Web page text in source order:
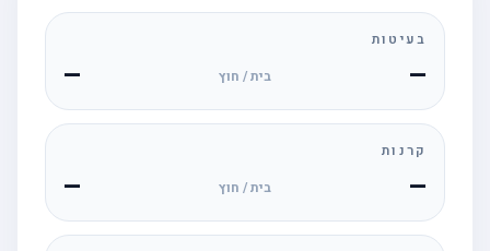
בעיטות
— בית / חוץ —
קרנות
— בית / חוץ —